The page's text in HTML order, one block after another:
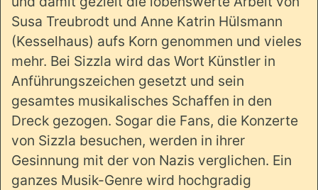
Susa Treubrodt und Anne Katrin Hülsmann
(Kesselhaus) aufs Korn genommen und vieles
mehr. Bei Sizzla wird das Wort Künstler in
Anführungszeichen gesetzt und sein
gesamtes musikalisches Schaffen in den
Dreck gezogen. Sogar die Fans, die Konzerte
von Sizzla besuchen, werden in ihrer
Gesinnung mit der von Nazis verglichen. Ein
ganzes Musik-Genre wird hochgradig